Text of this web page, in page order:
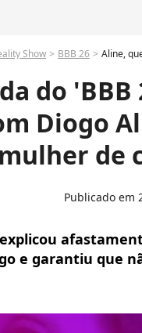
Show BBB 26 Aline,
do
Diogo
mulher de
Publicado em
e garantiu que